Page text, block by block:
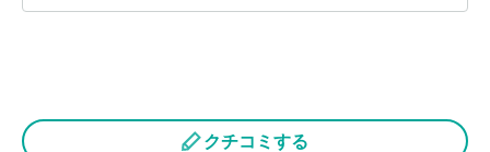
クチコミする